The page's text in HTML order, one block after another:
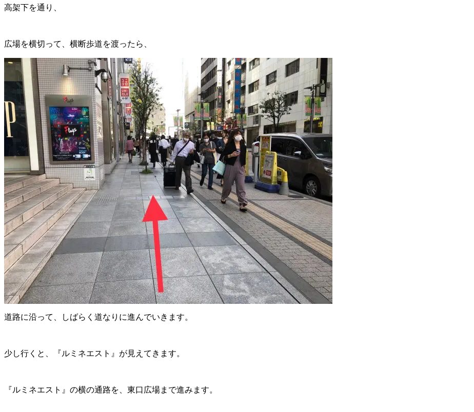
高架下を通り、
広場を横切って、横断歩道を渡ったら、
道路に沿って、しばらく道なりに進んでいきます。
少し行くと、『ルミネエスト』が見えてきます。
『ルミネエスト』の横の通路を、東口広場まで進みます。